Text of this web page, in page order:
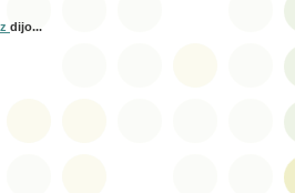
dijo...